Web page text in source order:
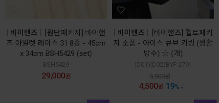
바이핸즈
[원단패키지] 바이핸
즈 아일렛 레이스 31 8종 - 45cm
x 34cm BSH5429 (set)
BSH5429
29,000원
바이핸즈
[바이핸즈] 퀼트패키
지 소품 - 아이스 큐브 키링 (생활
방수) ☆ (개)
(D01)(D02)BYP-2791
5,500원
4,500원 19%